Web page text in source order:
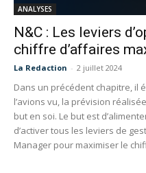
ANALYSES
N&C : Les leviers
chiffre d’affaires
La Redaction - 2 juillet 2024
Dans un précédent chapitre, il
l’avions vu, la prévision
but en soi. Le but est
d’activer tous les leviers de
Manager pour maximiser le